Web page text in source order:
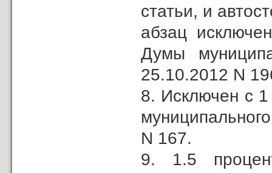
статьи, и
абзац
Думы
25.10.2012 N
8. Исключен с
N 167.
9. 1.5